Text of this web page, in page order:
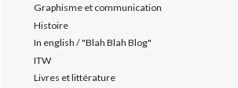
Graphisme et communication
Histoire
In english / "Blah Blah Blog"
ITW
Livres et littérature